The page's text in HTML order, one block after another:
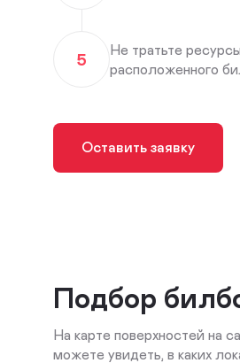
5
Не тратьте
расположенного
Оставить заявку
Подбор
На карте поверхностей на
можете увидеть, в каких